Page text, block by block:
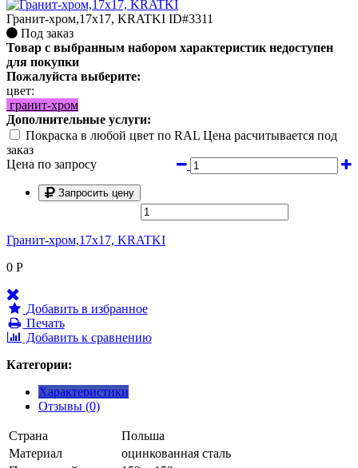
Гранит-хром,17x17, KRATKI ID#3311
Под заказ
Товар с выбранным набором характеристик недоступен
для покупки
Пожалуйста выберите:
цвет:
гранит-хром
Дополнительные услуги:
Покраска в любой цвет по RAL Цена расчитывается под
заказ
Цена по запросу
Запросить цену
Гранит-хром,17x17, KRATKI
0 Р
Добавить в избранное
Печать
Добавить к сравнению
Категории:
Характеристики
Отзывы (0)
Страна
Польша
Материал
оцинкованная сталь